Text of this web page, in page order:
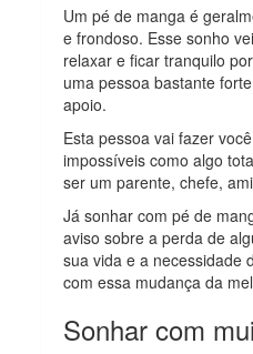
Um pé de manga é
e frondoso. Esse sonho
relaxar e ficar tranquilo
uma pessoa bastante
apoio.
Esta pessoa vai fazer
impossíveis como algo
ser um parente, chefe,
Já sonhar com pé de
aviso sobre a perda de
sua vida e a necessidade
com essa mudança da
Sonhar com